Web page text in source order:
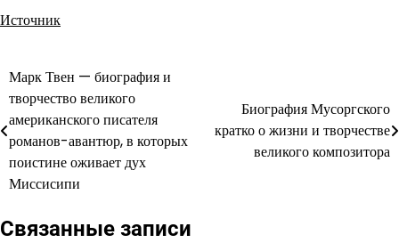
Источник
Навигация
по
записям
Марк Твен — биография и
творчество великого
американского писателя
романов-авантюр, в которых
поистине оживает дух
Миссисипи
Биография Мусоргского
кратко о жизни и творчестве
великого композитора
Связанные записи